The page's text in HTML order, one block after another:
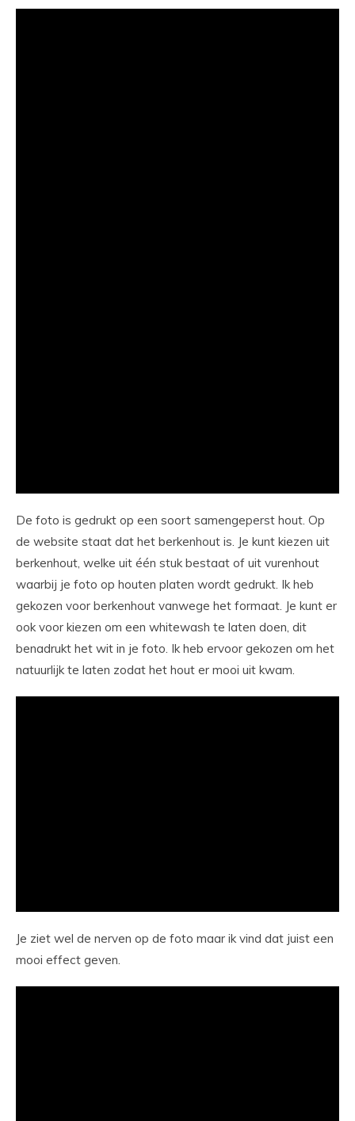
De foto is gedrukt op een soort samengeperst hout. Op
de website staat dat het berkenhout is. Je kunt kiezen uit
berkenhout, welke uit één stuk bestaat of uit vurenhout
waarbij je foto op houten platen wordt gedrukt. Ik heb
gekozen voor berkenhout vanwege het formaat. Je kunt er
ook voor kiezen om een whitewash te laten doen, dit
benadrukt het wit in je foto. Ik heb ervoor gekozen om het
natuurlijk te laten zodat het hout er mooi uit kwam.
Je ziet wel de nerven op de foto maar ik vind dat juist een
mooi effect geven.